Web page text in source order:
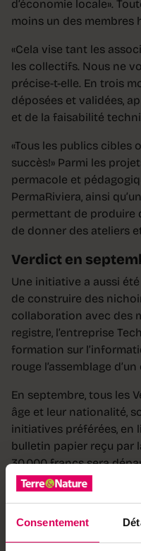
Consentement
d’économie locale».
moins un des membres
«Cela vise tant les
les collectifs. Nous ne
précise-t-elle. En trois
déposées et validées,
et de la faisabilité
«Tous les publics cibles
succès!» Parmi les
permacole et
PermaRiviera, ainsi
permettant de produire
de donner des ateliers
Verdict en
Une initiative a aussi
de construire des
collaboration avec des
registre, l’entreprise
formation sur
rouge l’assemblage
En septembre, tous les
âge et leur nationalité,
initiatives préférées, en
bulletin papier reçu par
30 000 francs sera
fonction des montants
concrètement les
tendre vers un
vivre», conclut Jessica